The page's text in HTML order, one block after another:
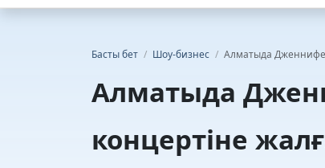
Басты бет / Шоу-бизнес / Алматыда
Алматыда
концертіне